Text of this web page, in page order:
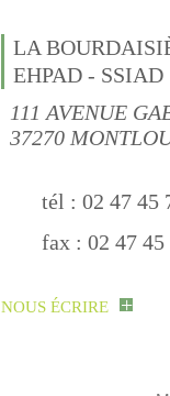
LA
EHPAD - SSIAD
111 AVENUE
37270
tél : 02 47 45
fax : 02 47 45
NOUS ÉCRIRE +